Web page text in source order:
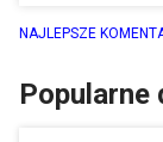
NAJLEPSZE
Popularne